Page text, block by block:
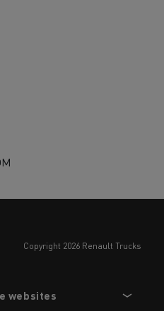
copyright 2026 Renault Trucks
websites